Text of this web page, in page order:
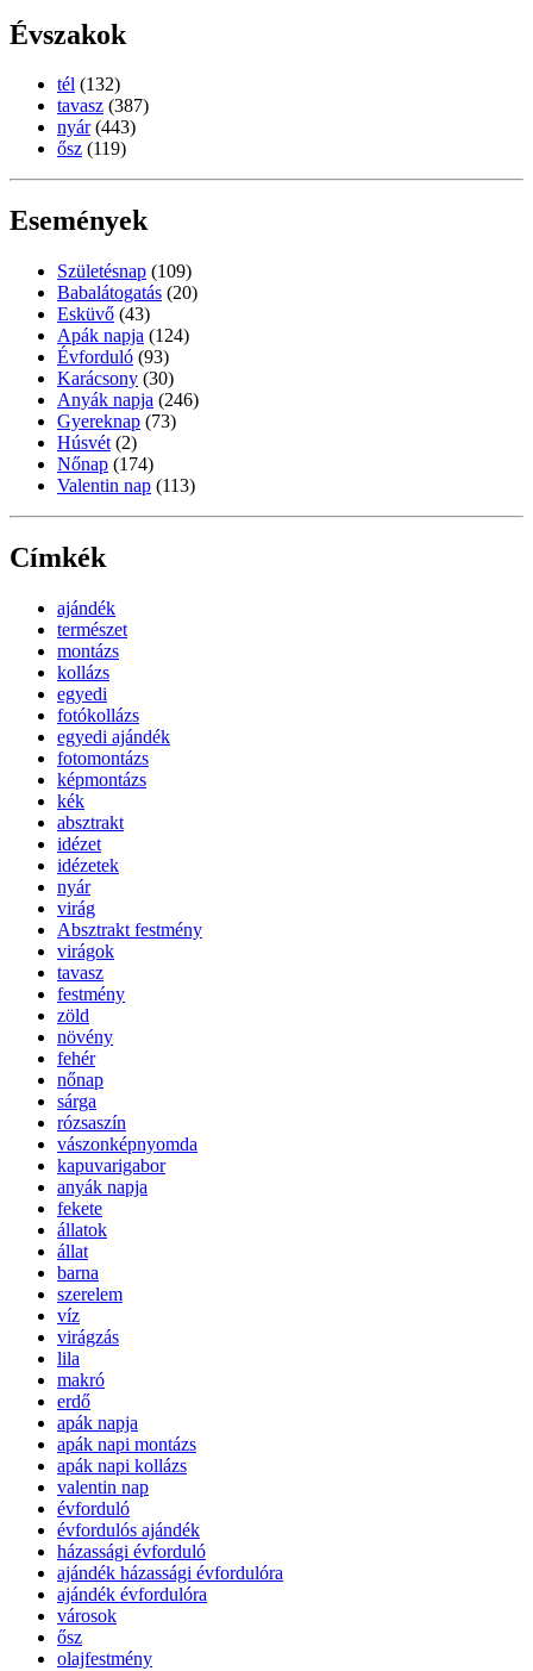
Évszakok
tél (132)
tavasz (387)
nyár (443)
ősz (119)
Események
Születésnap (109)
Babalátogatás (20)
Esküvő (43)
Apák napja (124)
Évforduló (93)
Karácsony (30)
Anyák napja (246)
Gyereknap (73)
Húsvét (2)
Nőnap (174)
Valentin nap (113)
Címkék
ajándék
természet
montázs
kollázs
egyedi
fotókollázs
egyedi ajándék
fotomontázs
képmontázs
kék
absztrakt
idézet
idézetek
nyár
virág
Absztrakt festmény
virágok
tavasz
festmény
zöld
növény
fehér
nőnap
sárga
rózsaszín
vászonképnyomda
kapuvarigabor
anyák napja
fekete
állatok
állat
barna
szerelem
víz
virágzás
lila
makró
erdő
apák napja
apák napi montázs
apák napi kollázs
valentin nap
évforduló
évfordulós ajándék
házassági évforduló
ajándék házassági évfordulóra
ajándék évfordulóra
városok
ősz
olajfestmény